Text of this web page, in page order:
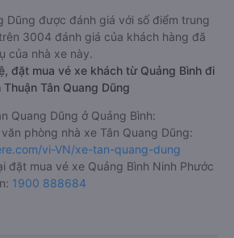
Dũng được đánh giá với số điểm trung
3004 đánh giá của khách hàng đã
của nhà xe này.
đặt mua vé xe khách từ Quảng Bình đi
Tân Quang Dũng
Quang Dũng ở Quảng Bình:
phòng nhà xe Tân Quang Dũng:
vi-VN/xe-tan-quang-dung
đặt mua vé xe Quảng Bình Ninh Phước
1900 888684